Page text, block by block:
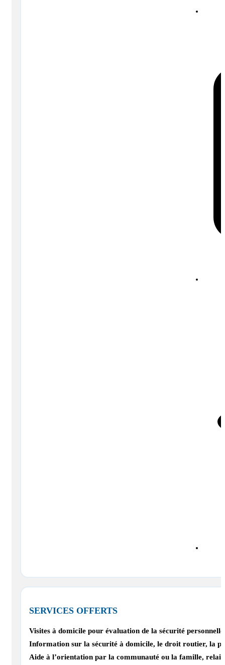
SERVICES OFFERTS
Visites à domicile pour évaluation de la sécurité
Information sur la sécurité à domicile, le droit routier, la
Aide à l’orientation par la communauté ou la famille, relais